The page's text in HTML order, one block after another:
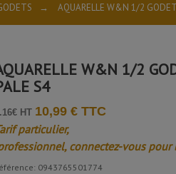
→ AQUARELLE W&N 1/2
W&N 1/2
S4
HT 10,99 € TTC
particulier,
connectez-vous pour
0943765501774